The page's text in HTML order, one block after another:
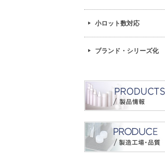
小ロット数対応
ブランド・シリーズ化